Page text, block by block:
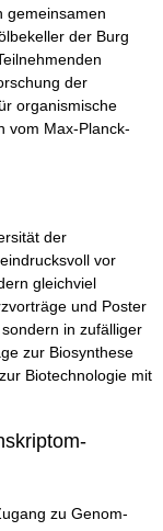
gemeinsamen
der Burg
der
organismische
vom Max-Planck-
der
vor
gleichviel
und Poster
in zufälliger
zur Biosynthese
Biotechnologie mit
zu Genom-